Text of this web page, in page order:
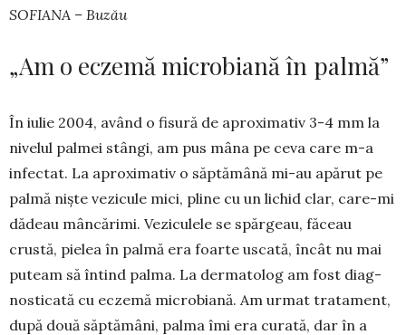
SOFIANA – Buzău
„Am o eczemă microbiană în palmă”
În iulie 2004, având o fisură de aproximativ 3-4 mm la
nivelul palmei stângi, am pus mâna pe ceva care m-a
infectat. La aproximativ o săptă­mână mi-au apărut pe
palmă niște vezicule mici, pline cu un lichid clar, care-mi
dădeau mâncă­rimi. Veziculele se spărgeau, fă­ceau
crustă, pielea în palmă era foarte uscată, în­cât nu mai
puteam să întind pal­ma. La der­ma­tolog am fost diag­
nos­ticată cu eczemă mi­cro­biană. Am urmat trata­ment,
după două săptă­mâni, palma îmi era curată, dar în a